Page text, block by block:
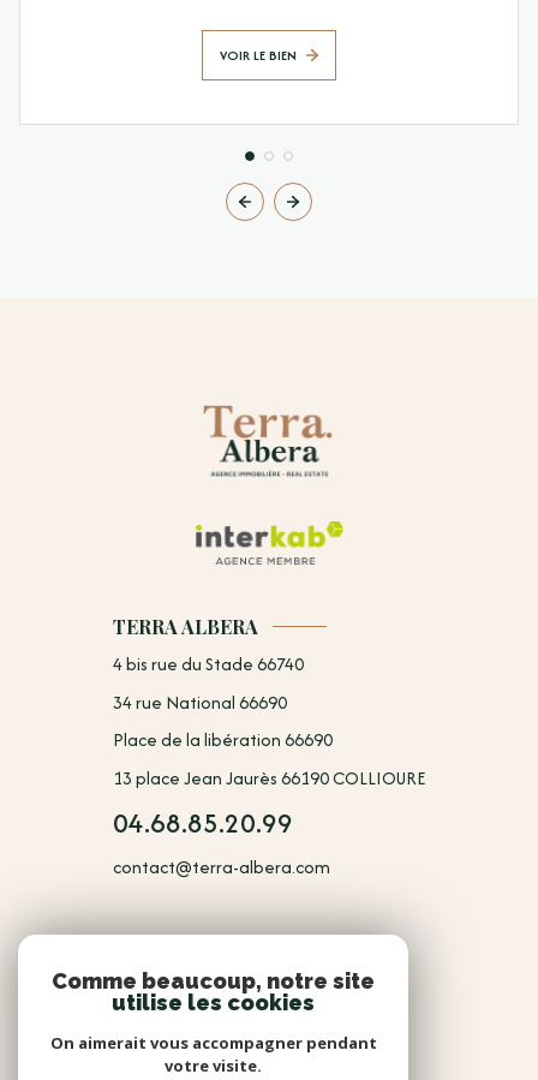
VOIR LE BIEN
TERRA ALBERA
4 bis rue du Stade 66740
34 rue National 66690
Place de la libération 66690
13 place Jean Jaurès 66190 COLLIOURE
04.68.85.20.99
contact@terra-albera.com
Adhérents
Comme beaucoup, notre site
utilise les cookies
On aimerait vous accompagner pendant
votre visite.